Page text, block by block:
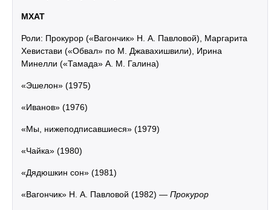
МХАТ
Роли: Прокурор («Вагончик» Н. А. Павловой), Маргарита
Хевистави («Обвал» по М. Джавахишвили), Ирина
Минелли («Тамада» А. М. Галина)
«Эшелон» (1975)
«Иванов» (1976)
«Мы, нижеподписавшиеся» (1979)
«Чайка» (1980)
«Дядюшкин сон» (1981)
«Вагончик» Н. А. Павловой (1982) — Прокурор